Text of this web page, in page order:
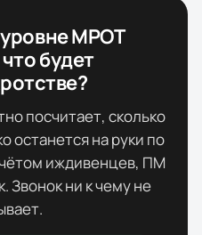
МРОТ
будет
посчитает, сколько
останется на руки по
иждивенцев, ПМ
Звонок ни к чему не